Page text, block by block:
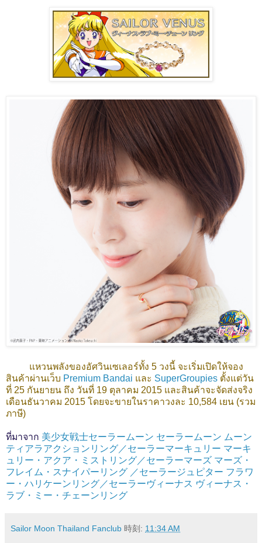
แหวนพลังของอัศวินเซเลอร์ทั้ง 5 วงนี้ จะเริ่มเปิดให้จอง
สินค้าผ่านเว็บ Premium Bandai และ SuperGroupies ตั้งแต่วัน
ที่ 25 กันยายน ถึง วันที่ 19 ตุลาคม 2015 และสินค้าจะจัดส่งจริง
เดือนธันวาคม 2015 โดยจะขายในราคาวงละ 10,584 เยน (รวม
ภาษี)
ที่มาจาก 美少女戦士セーラームーン セーラームーン ムーン
ティアラアクションリング／セーラーマーキュリー マーキ
ュリー・アクア・ミストリング／セーラーマーズ マーズ・
フレイム・スナイパーリング ／セーラージュピター フラワ
ー・ハリケーンリング／セーラーヴィーナス ヴィーナス・
ラブ・ミー・チェーンリング
Sailor Moon Thailand Fanclub 時刻: 11:34 AM